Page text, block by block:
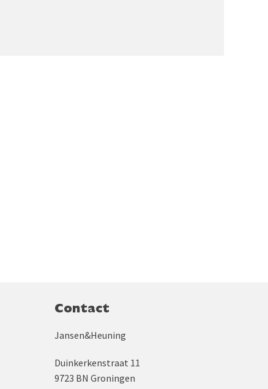
Contact
Jansen&Heuning
Duinkerkenstraat 11
9723 BN Groningen